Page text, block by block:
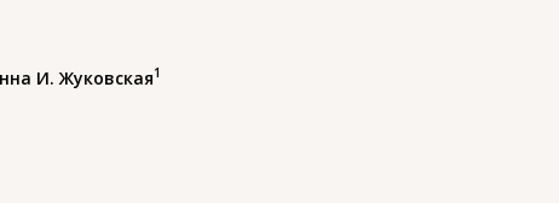
И. Жуковская1